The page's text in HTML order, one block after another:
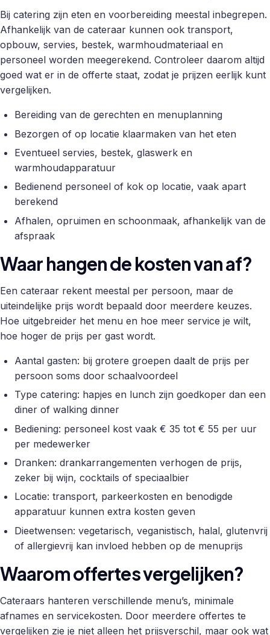
Bij catering zijn eten en voorbereiding meestal inbegrepen.
Afhankelijk van de cateraar kunnen ook transport,
opbouw, servies, bestek, warmhoudmateriaal en
personeel worden meegerekend. Controleer daarom altijd
goed wat er in de offerte staat, zodat je prijzen eerlijk kunt
vergelijken.
Bereiding van de gerechten en menuplanning
Bezorgen of op locatie klaarmaken van het eten
Eventueel servies, bestek, glaswerk en
warmhoudapparatuur
Bedienend personeel of kok op locatie, vaak apart
berekend
Afhalen, opruimen en schoonmaak, afhankelijk van de
afspraak
Waar hangen de kosten van af?
Een cateraar rekent meestal per persoon, maar de
uiteindelijke prijs wordt bepaald door meerdere keuzes.
Hoe uitgebreider het menu en hoe meer service je wilt,
hoe hoger de prijs per gast wordt.
Aantal gasten: bij grotere groepen daalt de prijs per
persoon soms door schaalvoordeel
Type catering: hapjes en lunch zijn goedkoper dan een
diner of walking dinner
Bediening: personeel kost vaak € 35 tot € 55 per uur
per medewerker
Dranken: drankarrangementen verhogen de prijs,
zeker bij wijn, cocktails of speciaalbier
Locatie: transport, parkeerkosten en benodigde
apparatuur kunnen extra kosten geven
Dieetwensen: vegetarisch, veganistisch, halal, glutenvrij
of allergievrij kan invloed hebben op de menuprijs
Waarom offertes vergelijken?
Cateraars hanteren verschillende menu’s, minimale
afnames en servicekosten. Door meerdere offertes te
vergelijken zie je niet alleen het prijsverschil, maar ook wat